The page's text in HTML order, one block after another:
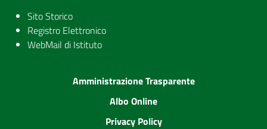
Sito Storico
Registro Elettronico
WebMail di Istituto
Amministrazione Trasparente
Albo Online
Privacy Policy